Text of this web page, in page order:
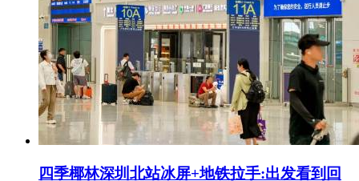
四季椰林深圳北站冰屏+地铁拉手:出发看到回